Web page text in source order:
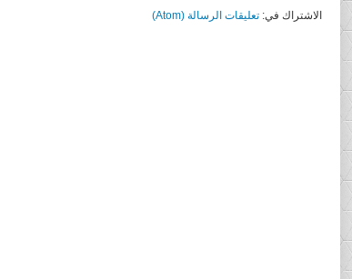
الاشتراك في: تعليقات الرسالة (Atom)